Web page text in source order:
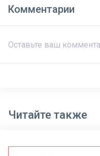
Комментарии
Читайте также